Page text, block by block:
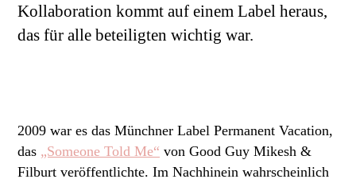
Kollaboration kommt auf einem Label heraus,
das für alle beteiligten wichtig war.
2009 war es das Münchner Label Permanent Vacation,
das „Someone Told Me“ von Good Guy Mikesh &
Filburt veröffentlichte. Im Nachhinein wahrscheinlich